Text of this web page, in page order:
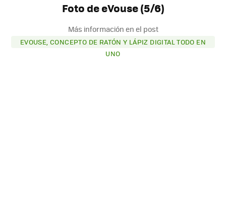
Foto de eVouse (5/6)
Más información en el post
EVOUSE, CONCEPTO DE RATÓN Y LÁPIZ DIGITAL TODO EN
UNO